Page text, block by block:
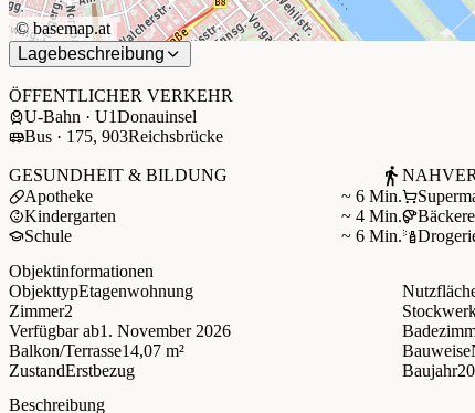
+
−
©basemap.at
Lagebeschreibung
ÖFFENTLICHER VERKEHR
U-Bahn · U1Donauinsel
Bus · 175, 903Reichsbrücke
GESUNDHEIT & BILDUNG
Apotheke
~ 6 Min.
Kindergarten
~ 4 Min.
Schule
~ 6 Min.
Objektinformationen
ObjekttypEtagenwohnung
Zimmer2
Verfügbar ab1. November 2026
Balkon/Terrasse14,07 m² Bauweise
ZustandErstbezug Baujahr
Beschreibung